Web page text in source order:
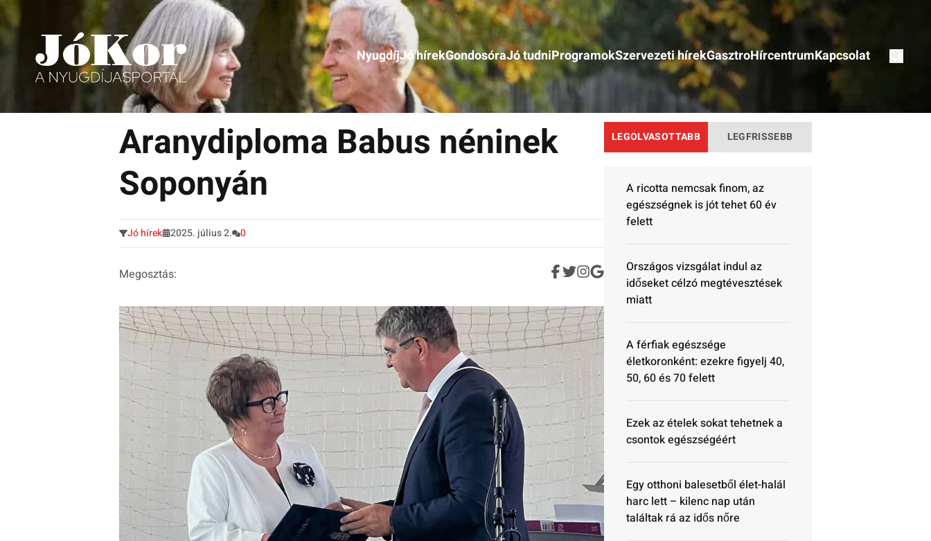
a
Tudnivalók, érdekességek idősek számára.
NyugdíjJó hírekGondosóraJó tudniProgramokSzervezeti hírekGasztroHírcentrumKapcsolat
Aranydiploma Babus néninek
Soponyán
Jó hírek 2025. július 2. 0
Megosztás:
LEGOLVASOTTABB LEGFRISSEBB
A ricotta nemcsak finom, az
egészségnek is jót tehet 60 év
felett
Országos vizsgálat indul az
időseket célzó megtévesztések
miatt
A férfiak egészsége
életkoronként: ezekre figyelj 40,
50, 60 és 70 felett
Ezek az ételek sokat tehetnek a
csontok egészségéért
Egy otthoni balesetből élet-halál
harc lett – kilenc nap után
találtak rá az idős nőre